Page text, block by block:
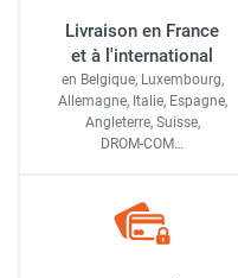
Livraison en France
et à l'international
en Belgique, Luxembourg,
Allemagne, Italie, Espagne,
Angleterre, Suisse,
DROM-COM…